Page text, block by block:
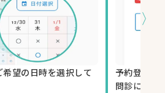
希望の日時を選択して
予約登録時
問診に回答
〉